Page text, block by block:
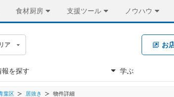
食材厨房 支援ツール ノウハウ
ア お
報を探す 学ぶ
葉区 居抜き 物件詳細